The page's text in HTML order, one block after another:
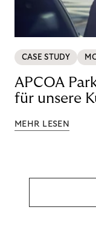
CASE STUDY
APCOA
für unsere
MEHR LESEN